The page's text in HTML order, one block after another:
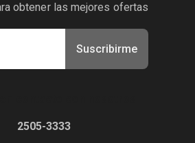
obtener las mejores ofertas
Suscribirme
2505-3333